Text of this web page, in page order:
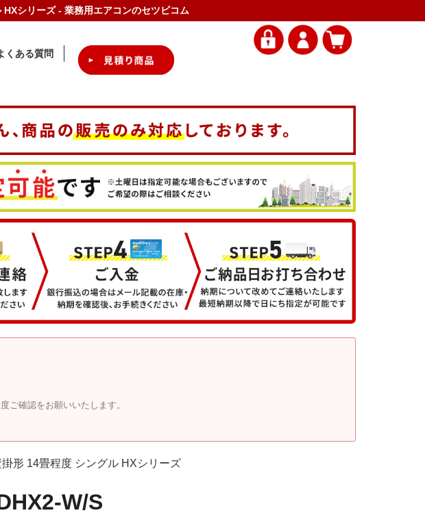
シリーズ - 業務用エアコンのセツビコム
くある質問
ご確認をお願いいたします。
形 14畳程度 シングル HXシリーズ
W/S